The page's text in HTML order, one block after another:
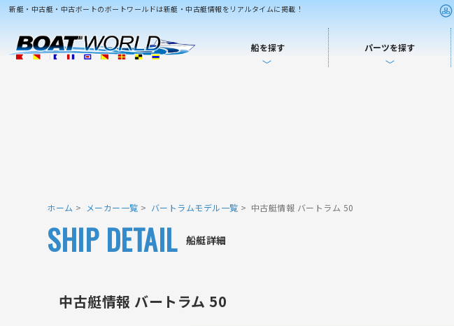
新艇・中古艇・中古ボートのボートワールドは新艇・中古艇情報をリアルタイムに掲載！
船を探す パーツを探す
ホーム メーカー一覧 バートラムモデル一覧 中古艇情報 バートラム 50
船艇詳細
SHIP DETAIL
中古艇情報 バートラム 50